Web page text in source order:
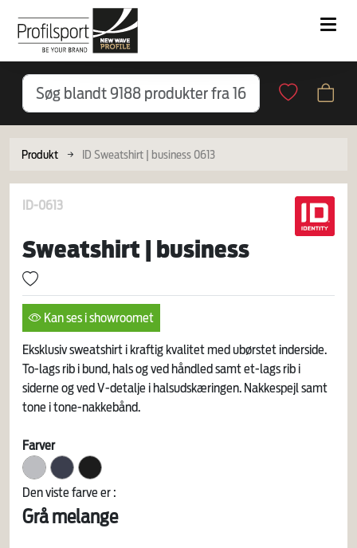
Produkt ID Sweatshirt | business 0613
ID-0613
Sweatshirt | business
Kan ses i showroomet
Eksklusiv sweatshirt i kraftig kvalitet med ubørstet inderside.
To-lags rib i bund, hals og ved håndled samt et-lags rib i
siderne og ved V-detalje i halsudskæringen. Nakkespejl samt
tone i tone-nakkebånd.
Farver
Den viste farve er :
Grå melange